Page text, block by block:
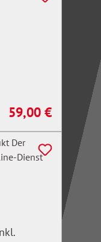
Regulärer Preis:
59,00 €